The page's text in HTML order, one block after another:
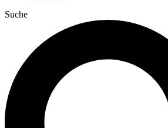
Suche